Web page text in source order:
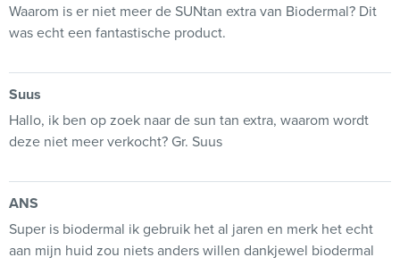
Waarom is er niet meer de SUNtan extra van Biodermal? Dit
was echt een fantastische product.
Suus
Hallo, ik ben op zoek naar de sun tan extra, waarom wordt
deze niet meer verkocht? Gr. Suus
ANS
Super is biodermal ik gebruik het al jaren en merk het echt
aan mijn huid zou niets anders willen dankjewel biodermal